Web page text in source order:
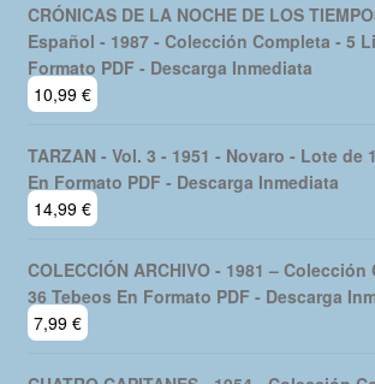
CRÓNICAS DE LA NOCHE DE LOS
Español - 1987 - Colección Completa - 5
Formato PDF - Descarga Inmediata
10,99 €
TARZAN - Vol. 3 - 1951 - Novaro - Lote de
En Formato PDF - Descarga Inmediata
14,99 €
COLECCIÓN ARCHIVO - 1981 – Colección
36 Tebeos En Formato PDF - Descarga
7,99 €